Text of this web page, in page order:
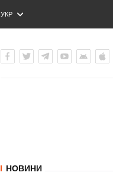
УКР
ENG
НОВИНИ